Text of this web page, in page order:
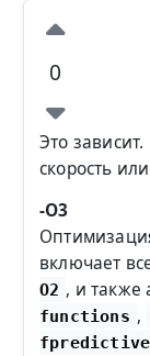
0
Это
скорость
-O3
включает
O2 , и также
functions ,
fpredictive-